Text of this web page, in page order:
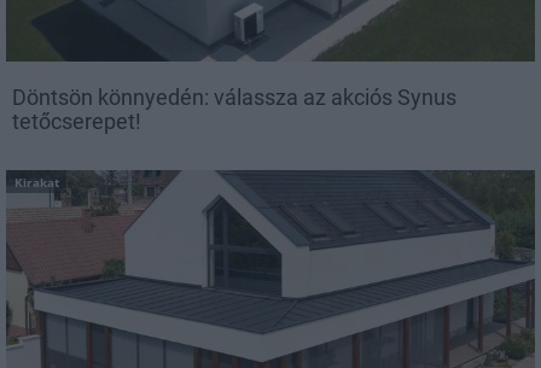
Döntsön könnyedén: válassza az akciós Synus
tetőcserepet!
Kirakat